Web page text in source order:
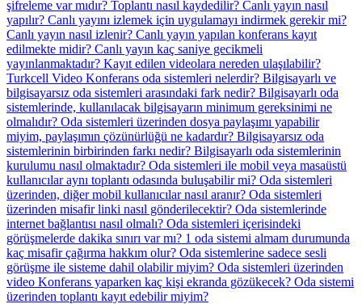
şifreleme var mıdır? Toplantı nasıl kaydedilir? Canlı yayın nasıl
yapılır? Canlı yayını izlemek için uygulamayı indirmek gerekir mi?
Canlı yayın nasıl izlenir? Canlı yayın yapılan konferans kayıt
edilmekte midir? Canlı yayın kaç saniye gecikmeli
yayınlanmaktadır? Kayıt edilen videolara nereden ulaşılabilir?
Turkcell Video Konferans oda sistemleri nelerdir? Bilgisayarlı ve
bilgisayarsız oda sistemleri arasındaki fark nedir? Bilgisayarlı oda
sistemlerinde, kullanılacak bilgisayarın minimum gereksinimi ne
olmalıdır? Oda sistemleri üzerinden dosya paylaşımı yapabilir
miyim, paylaşımın çözünürlüğü ne kadardır? Bilgisayarsız oda
sistemlerinin birbirinden farkı nedir? Bilgisayarlı oda sistemlerinin
kurulumu nasıl olmaktadır? Oda sistemleri ile mobil veya masaüstü
kullanıcılar aynı toplantı odasında buluşabilir mi? Oda sistemleri
üzerinden, diğer mobil kullanıcılar nasıl aranır? Oda sistemleri
üzerinden misafir linki nasıl gönderilecektir? Oda sistemlerinde
internet bağlantısı nasıl olmalı? Oda sistemleri içerisindeki
görüşmelerde dakika sınırı var mı? 1 oda sistemi almam durumunda
kaç misafir çağırma hakkım olur? Oda sistemlerine sadece sesli
görüşme ile sisteme dahil olabilir miyim? Oda sistemleri üzerinden
video Konferans yaparken kaç kişi ekranda gözükecek? Oda sistemi
üzerinden toplantı kayıt edebilir miyim?